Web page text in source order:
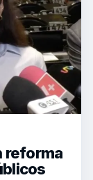
reforma